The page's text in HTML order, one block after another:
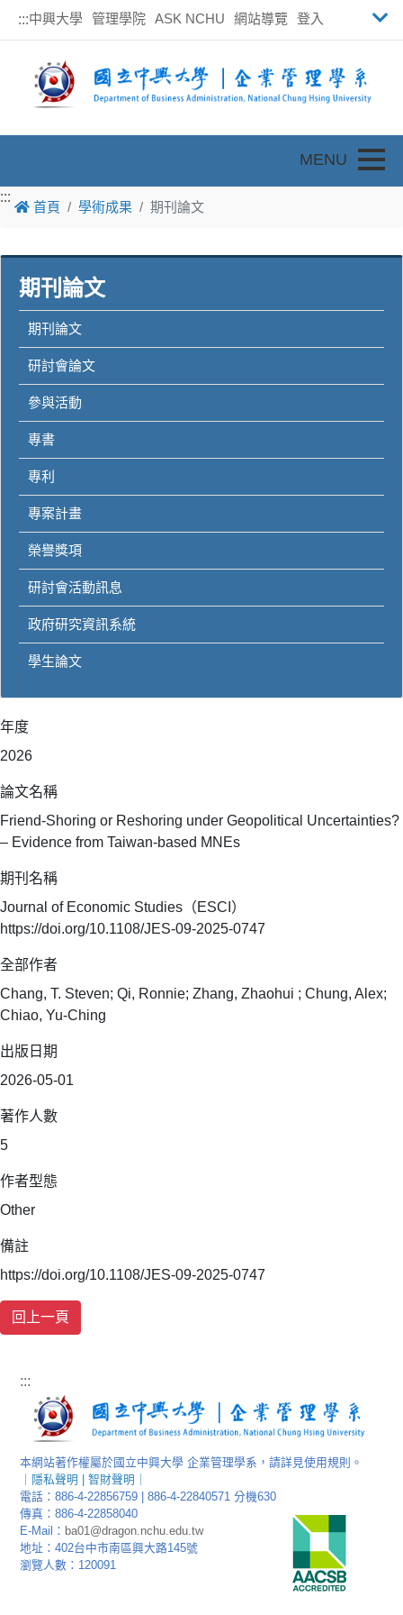
:::中興大學 管理學院 ASK NCHU 網站導覽 登入
:::
:::
首頁 學術成果 期刊論文
期刊論文
期刊論文
研討會論文
參與活動
專書
專利
專案計畫
榮譽獎項
研討會活動訊息
政府研究資訊系統
學生論文
年度
2026
論文名稱
Friend-Shoring or Reshoring under Geopolitical Uncertainties?
– Evidence from Taiwan-based MNEs
期刊名稱
Journal of Economic Studies（ESCI）
https://doi.org/10.1108/JES-09-2025-0747
全部作者
Chang, T. Steven; Qi, Ronnie; Zhang, Zhaohui ; Chung, Alex;
Chiao, Yu-Ching
出版日期
2026-05-01
著作人數
5
作者型態
Other
備註
https://doi.org/10.1108/JES-09-2025-0747
:::
本網站著作權屬於國立中興大學 企業管理學系，請詳見使用規則。
隱私聲明 |智財聲明
電話：886-4-22856759 | 886-4-22840571 分機630
傳真：886-4-22858040
E-Mail： ba01@dragon.nchu.edu.tw
地址：402台中市南區興大路145號
瀏覽人數：120091